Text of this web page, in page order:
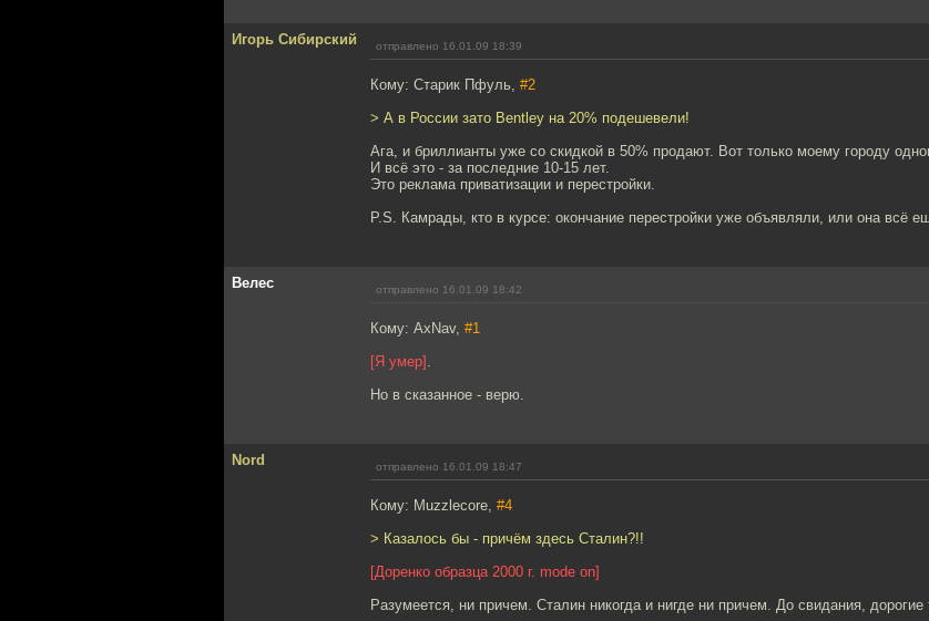
Игорь Сибирский отправлено 16.01.09 18:39
Кому: Старик Пфуль, #2
> А в России зато Bentley на 20% подешевели!
Ага, и бриллианты уже со скидкой в 50% продают. Вот только моему городу
И всё это - за последние 10-15 лет.
Это реклама приватизации и перестройки.
P.S. Камрады, кто в курсе: окончание перестройки уже объявляли, или она всё
Велес отправлено 16.01.09 18:42
Кому: AxNav, #1
[Я умер] .
Но в сказанное - верю.
Nord отправлено 16.01.09 18:47
Кому: Muzzlecore, #4
> Казалось бы - причём здесь Сталин?!!
[Доренко образца 2000 г. mode on]
Разумеется, ни причем. Сталин никогда и нигде ни причем. До свидания, дорогие